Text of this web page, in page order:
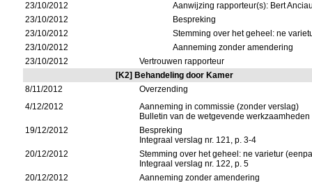
23/10/2012
Aanwijzing rapporteur(s): Bert
23/10/2012
Bespreking
23/10/2012
Stemming over het geheel: ne
23/10/2012
Aanneming zonder amendering
23/10/2012
Vertrouwen rapporteur
[K2] Behandeling door Kamer
8/11/2012
Overzending
4/12/2012
Aanneming in commissie (zonder verslag)
Bulletin van de wetgevende werkzaamheden
19/12/2012
Bespreking
Integraal verslag nr. 121, p. 3-4
20/12/2012
Stemming over het geheel: ne varietur
Integraal verslag nr. 122, p. 5
20/12/2012
Aanneming zonder amendering